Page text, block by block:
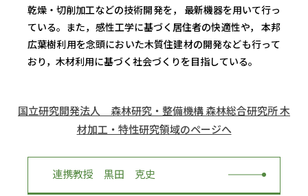
ABOUT
学部概要
ACADEMICS
ADMISSION
入試情報
RESEARCH
研究
乾燥・切削加工などの技術開発を， 最新機器を用いて行っ
ている。また，感性工学に基づく居住者の快適性や， 本邦
広葉樹利用を念頭においた木質住建材の開発なども行って
おり，木材利用に基づく社会づくりを目指している。
国立研究開発法人 森林研究・整備機構 森林総合研究所 木
材加工・特性研究領域のページへ
連携教授 黒田 克史